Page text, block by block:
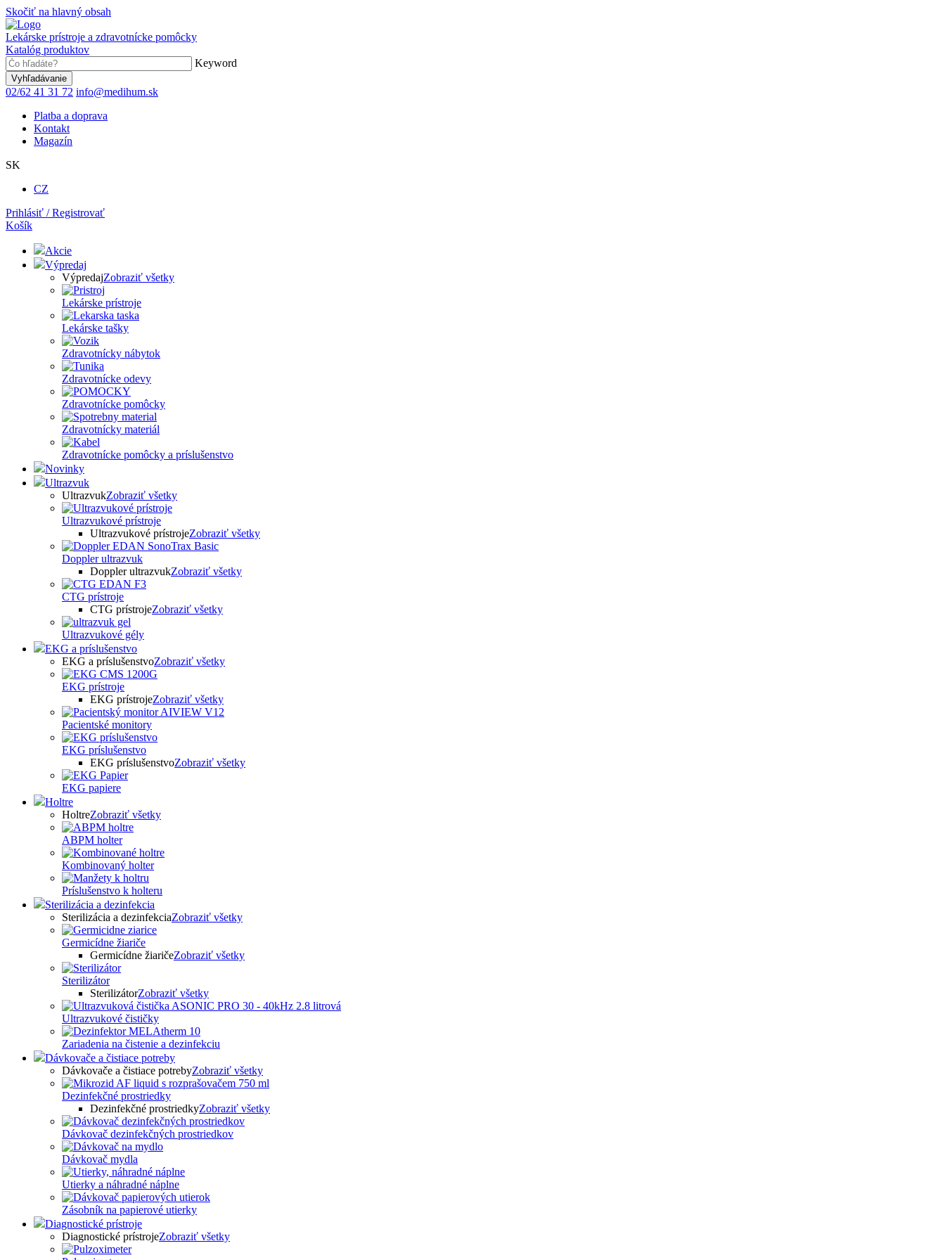
Skočiť na hlavný obsah
Lekárske prístroje a zdravotnícke pomôcky
Katalóg produktov
Keyword
02/62 41 31 72 info@medihum.sk
Platba a doprava
Kontakt
Magazín
SK
CZ
Prihlásiť / Registrovať
Košík
Akcie
Výpredaj
VýpredajZobraziť všetky
Lekárske prístroje
Lekárske tašky
Zdravotnícky nábytok
Zdravotnícke odevy
Zdravotnícke pomôcky
Zdravotnícky materiál
Zdravotnícke pomôcky a príslušenstvo
Novinky
Ultrazvuk
UltrazvukZobraziť všetky
Ultrazvukové prístroje
Ultrazvukové prístrojeZobraziť všetky
Doppler ultrazvuk
Doppler ultrazvukZobraziť všetky
CTG prístroje
CTG prístrojeZobraziť všetky
Ultrazvukové gély
EKG a príslušenstvo
EKG a príslušenstvoZobraziť všetky
EKG prístroje
EKG prístrojeZobraziť všetky
Pacientské monitory
EKG príslušenstvo
EKG príslušenstvoZobraziť všetky
EKG papiere
Holtre
HoltreZobraziť všetky
ABPM holter
Kombinovaný holter
Príslušenstvo k holteru
Sterilizácia a dezinfekcia
Sterilizácia a dezinfekciaZobraziť všetky
Germicídne žiariče
Germicídne žiaričeZobraziť všetky
Sterilizátor
SterilizátorZobraziť všetky
Ultrazvukové čističky
Zariadenia na čistenie a dezinfekciu
Dávkovače a čistiace potreby
Dávkovače a čistiace potrebyZobraziť všetky
Dezinfekčné prostriedky
Dezinfekčné prostriedkyZobraziť všetky
Dávkovač dezinfekčných prostriedkov
Dávkovač mydla
Utierky a náhradné náplne
Zásobník na papierové utierky
Diagnostické prístroje
Diagnostické prístrojeZobraziť všetky